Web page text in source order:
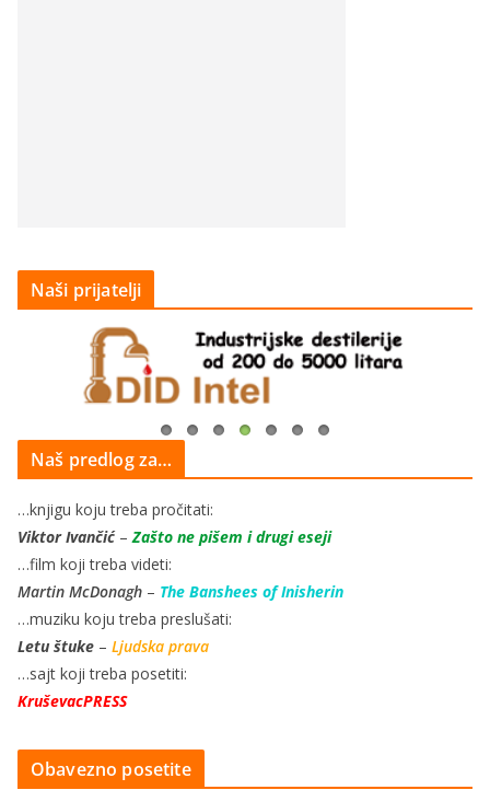
Naši prijatelji
Naš predlog za…
…knjigu koju treba pročitati:
Viktor Ivančić–Zašto ne pišem i drugi eseji
…film koji treba videti:
Martin McDonagh – The Banshees of Inisherin
…muziku koju treba preslušati:
Letu štuke – Ljudska prava
…sajt koji treba posetiti:
KruševacPRESS
Obavezno posetite